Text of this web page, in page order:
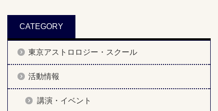
CATEGORY
東京アストロロジー・スクール
活動情報
講演・イベント